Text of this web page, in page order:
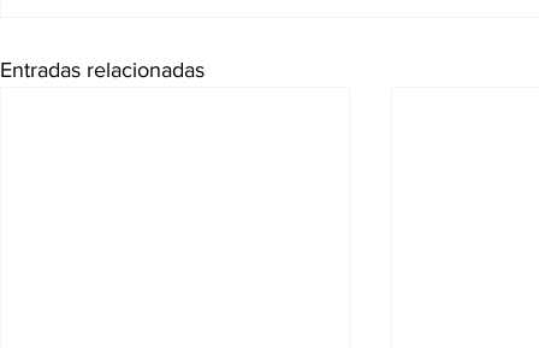
Entradas relacionadas